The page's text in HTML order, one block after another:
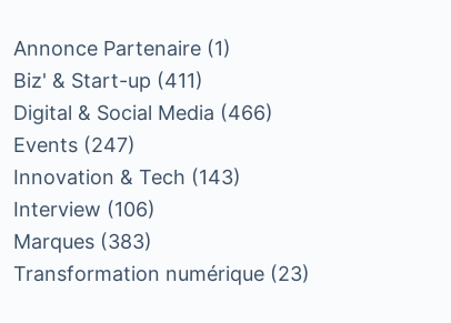
Annonce Partenaire (1)
Biz' & Start-up (411)
Digital & Social Media (466)
Events (247)
Innovation & Tech (143)
Interview (106)
Marques (383)
Transformation numérique (23)